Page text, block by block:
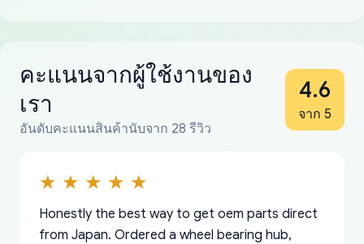
คะแนนจากผู้ใช้งานของ
เรา
อันดับคะแนนสินค้านับจาก 28 รีวิว
4.6
จาก 5
Honestly the best way to get oem parts direct
from Japan. Ordered a wheel bearing hub,